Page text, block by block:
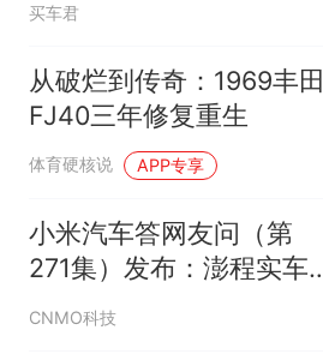
买车君
从破烂到传奇：1969丰田
FJ40三年修复重生
体育硬核说 APP专享
小米汽车答网友问（第
271集）发布：澎程实车
已全面进店
CNMO科技